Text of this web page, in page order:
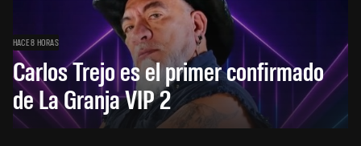
HACE 8 HORAS
Carlos Trejo es el primer confirmado
de La Granja VIP 2